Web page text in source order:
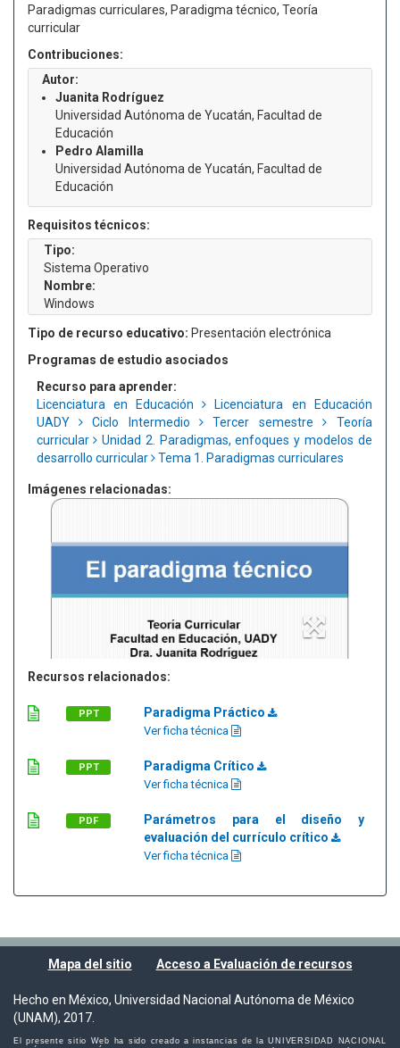
Paradigmas curriculares, Paradigma técnico, Teoría
curricular
Contribuciones:
Autor:
Juanita Rodríguez
Universidad Autónoma de Yucatán, Facultad de
Educación
Pedro Alamilla
Universidad Autónoma de Yucatán, Facultad de
Educación
Requisitos técnicos:
Tipo:
Sistema Operativo
Nombre:
Windows
Tipo de recurso educativo: Presentación electrónica
Programas de estudio asociados
Recurso para aprender:
Licenciatura en Educación
Licenciatura en Educación
UADY
Ciclo Intermedio Tercer semestre
Teoría
curricular
Unidad 2. Paradigmas, enfoques y modelos de
desarrollo curricular
Tema 1. Paradigmas curriculares
Imágenes relacionadas:
Recursos relacionados:
PPT Paradigma Práctico
Ver ficha técnica
PPT Paradigma Crítico
Ver ficha técnica
PDF
Parámetros para el diseño y
evaluación del currículo crítico
Ver ficha técnica
Mapa del sitio Acceso a Evaluación de recursos
Hecho en México, Universidad Nacional Autónoma de México
(UNAM), 2017.
El presente sitio Web ha sido creado a instancias de la UNIVERSIDAD NACIONAL